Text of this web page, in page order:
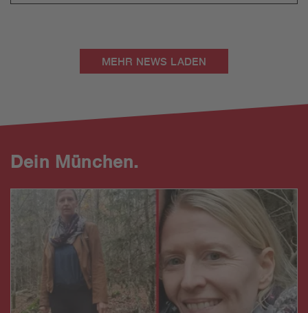
MEHR NEWS LADEN
Dein München.